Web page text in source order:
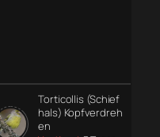
Torticollis (Schief
hals) Kopfverdreh
en